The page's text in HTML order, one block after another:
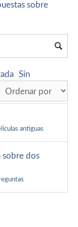
sobre
Sin
antiguas
sobre dos